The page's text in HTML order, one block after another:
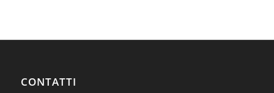
CONTATTI